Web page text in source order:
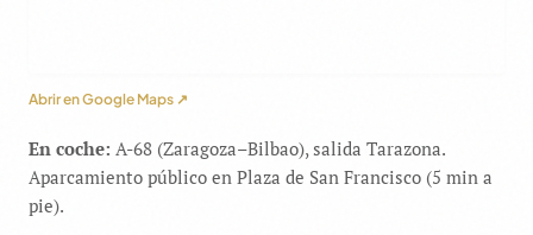
Abrir en Google Maps ↗
En coche: A-68 (Zaragoza–Bilbao), salida Tarazona.
Aparcamiento público en Plaza de San Francisco (5 min a
pie).